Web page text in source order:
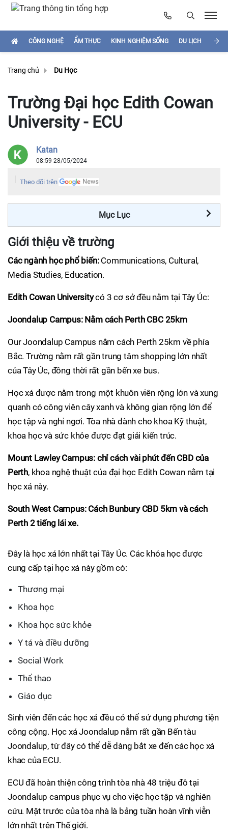
CÔNG NGHỆ ẨM THỰC KINH NGHIỆM SỐNG DU LỊCH
Trang chủ Du Học
Trường Đại học Edith Cowan
University - ECU
Katan
08:59 28/05/2024
Theo dõi trên
Mục Lục
Giới thiệu về trường
Các ngành học phổ biến: Communications, Cultural,
Media Studies, Education.
Edith Cowan Universitycó 3 cơ sở đều nằm tại Tây Úc:
Joondalup Campus: Nằm cách Perth CBC 25km
Our Joondalup Campus nằm cách Perth 25km về phía
Bắc. Trường nằm rất gần trung tâm shopping lớn nhất
của Tây Úc, đồng thời rất gần bến xe bus.
Học xá được nằm trong một khuôn viên rộng lớn và xung
quanh có công viên cây xanh và không gian rộng lớn để
học tập và nghỉ ngơi. Tòa nhà dành cho khoa Kỹ thuật,
khoa học và sức khỏe được đạt giải kiến trúc.
Mount Lawley Campus: chỉ cách vài phút đến CBD của
Perth, khoa nghệ thuật của đại học Edith Cowan nằm tại
học xá này.
South West Campus: Cách Bunbury CBD 5km và cách
Perth 2 tiếng lái xe.
Đây là học xá lớn nhất tại Tây Úc. Các khóa học được
cung cấp tại học xá này gồm có:
Thương mại
Khoa học
Khoa học sức khỏe
Y tá và điều dưỡng
Social Work
Thể thao
Giáo dục
Sinh viên đến các học xá đều có thể sử dụng phương tiện
công cộng. Học xá Joondalup nằm rất gần Bến tàu
Joondalup, từ đây có thể dễ dàng bắt xe đến các học xá
khac của ECU.
ECU đã hoàn thiện công trình tòa nhà 48 triệu đô tại
Joondalup campus phục vụ cho việc học tập và nghiên
cứu. Mặt trước của tòa nhà là bảng tuần hoàn vĩnh viễn
lớn nhất trên Thế giới.